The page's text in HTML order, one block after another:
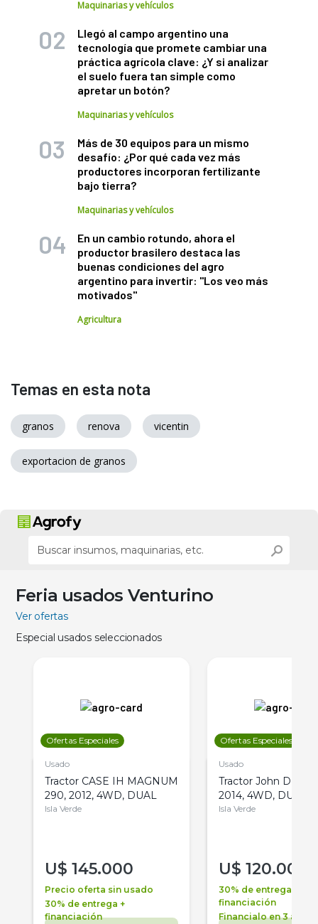
Maquinarias y vehículos
Llegó al campo argentino una
tecnología que promete cambiar una
práctica agrícola clave: ¿Y si analizar
el suelo fuera tan simple como
apretar un botón?
Maquinarias y vehículos
Más de 30 equipos para un mismo
desafío: ¿Por qué cada vez más
productores incorporan fertilizante
bajo tierra?
Maquinarias y vehículos
En un cambio rotundo, ahora el
productor brasilero destaca las
buenas condiciones del agro
argentino para invertir: "Los veo más
motivados"
Agricultura
Temas en esta nota
granos renova vicentin
exportacion de granos
Feria usados Venturino
Ver ofertas
Especial usados seleccionados
Ofertas Especiales
Usado
Tractor CASE IH MAGNUM
290, 2012, 4WD, DUAL
Isla Verde
U$ 145.000
Precio oferta sin usado
30% de entrega +
financiación
Ofertas Especiales
Usado
Tractor John Deere
2014, 4WD, DUAL
Isla Verde
U$ 120.000
30% de entrega +
financiación
Financialo en 3 años